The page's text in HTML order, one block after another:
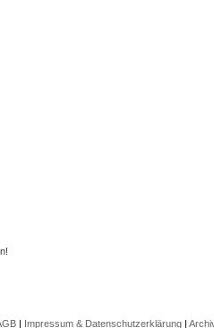
| Impressum & Datenschutzerklärung|